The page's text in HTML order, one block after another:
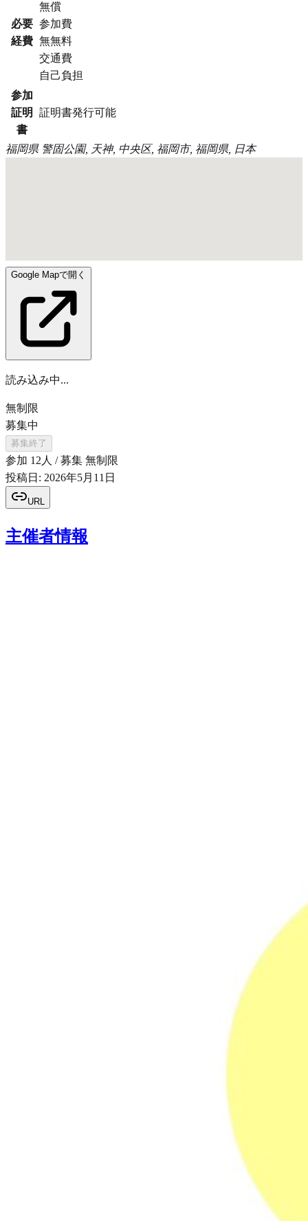
必要
経費
無償
参加費
無無料
交通費
自己負担
参加
証明
書
証明書発行可能
福岡県警固公園, 天神, 中央区, 福岡市, 福岡県, 日本
Google Mapで開く
読み込み中...
無制限
募集中
募集終了
参加 12人 / 募集 無制限
投稿日: 2026年5月11日
URL
主催者情報